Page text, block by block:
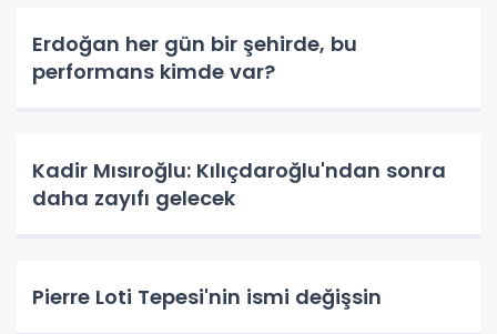
Erdoğan her gün bir şehirde, bu
performans kimde var?
Kadir Mısıroğlu: Kılıçdaroğlu'ndan sonra
daha zayıfı gelecek
Pierre Loti Tepesi'nin ismi değişsin